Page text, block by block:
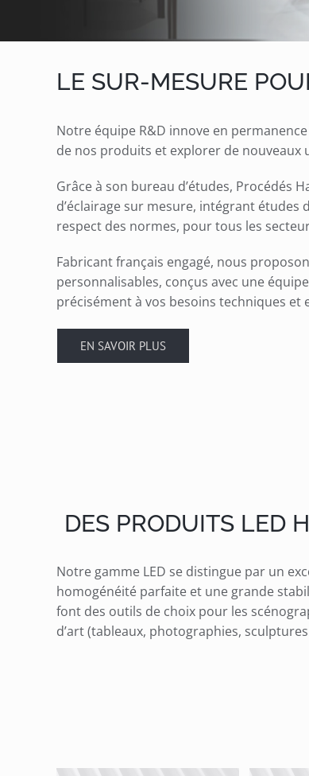
LE SUR-MESURE
Notre équipe R&D innove en
de nos produits et explorer de nouveaux
Grâce à son bureau d’études, Procédés
d’éclairage sur mesure, intégrant études
respect des normes, pour tous les
Fabricant français engagé, nous
personnalisables, conçus avec une
précisément à vos besoins techniques et
EN SAVOIR PLUS
DES PRODUITS LED
Notre gamme LED se distingue par un
homogénéité parfaite et une grande
font des outils de choix pour les
d’art (tableaux, photographies,